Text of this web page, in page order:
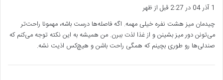
ف
:
1 آذر 04 در 2:27 قبل از ظهر
چیدمان میز هشت نفره خیلی مهمه. اگه فاصله‌ها درست باشه، مهمونا راحت‌تر
می‌تونن دور میز بشینن و از غذا لذت ببرن. من همیشه به این نکته توجه می‌کنم که
صندلی‌ها رو طوری بچینم که همگی راحت باشن و هیچ‌کس اذیت نشه.